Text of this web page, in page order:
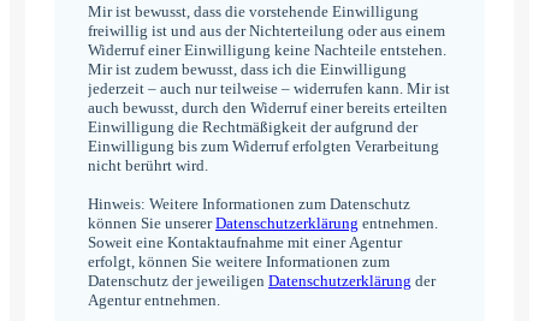
Mir ist bewusst, dass die vorstehende Einwilligung
freiwillig ist und aus der Nichterteilung oder aus einem
Widerruf einer Einwilligung keine Nachteile entstehen.
Mir ist zudem bewusst, dass ich die Einwilligung
jederzeit – auch nur teilweise – widerrufen kann. Mir ist
auch bewusst, durch den Widerruf einer bereits erteilten
Einwilligung die Rechtmäßigkeit der aufgrund der
Einwilligung bis zum Widerruf erfolgten Verarbeitung
nicht berührt wird.
Hinweis: Weitere Informationen zum Datenschutz
können Sie unsererDatenschutzerklärung entnehmen.
Soweit eine Kontaktaufnahme mit einer Agentur
erfolgt, können Sie weitere Informationen zum
Datenschutz der jeweiligen Datenschutzerklärung der
Agentur entnehmen.